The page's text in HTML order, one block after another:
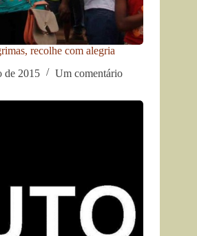
recolhe com alegria
de 2015
Um comentário